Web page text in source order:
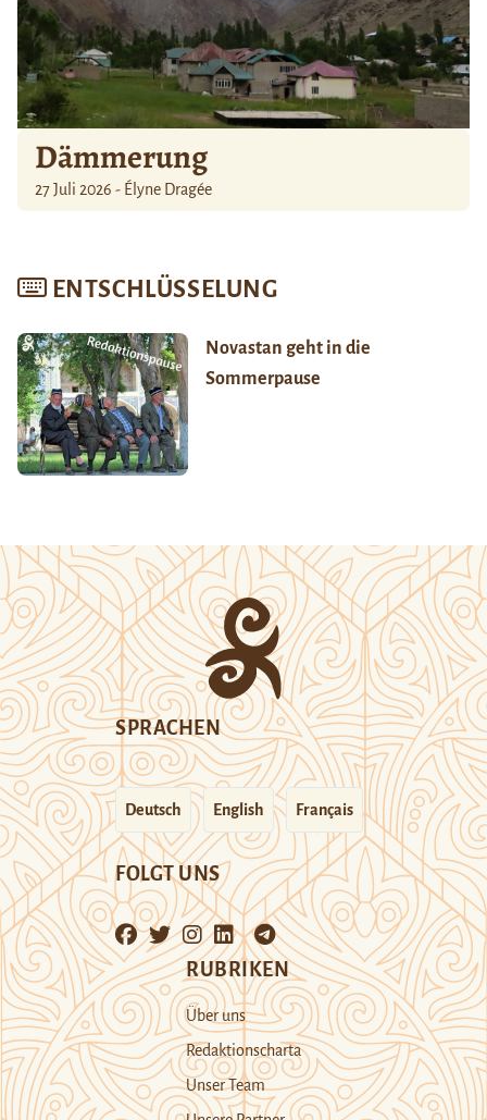
Dämmerung
27 Juli 2026 - Élyne Dragée
ENTSCHLÜSSELUNG
Novastan geht in die
Sommerpause
SPRACHEN
Deutsch English Français
FOLGT UNS
RUBRIKEN
Über uns
Redaktionscharta
Unser Team